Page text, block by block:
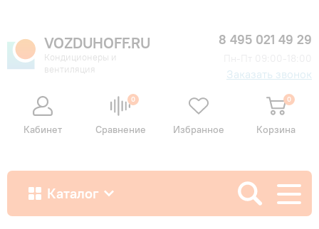
VOZDUHOFF.RU
Кондиционеры и
вентиляция
8 495 021 49 29
Заказать звонок
Кабинет
0
Сравнение Избранное
0
Корзина
Каталог